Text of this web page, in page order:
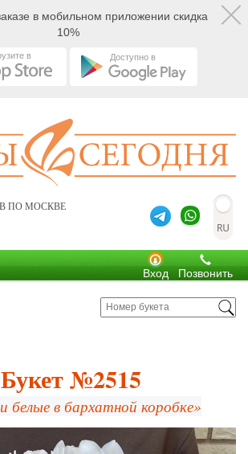
в мобильном приложении скидка
10%
в Доступно в
ПО МОСКВЕ
Позвонить
Вход
Букет №2515
белые в бархатной коробке»